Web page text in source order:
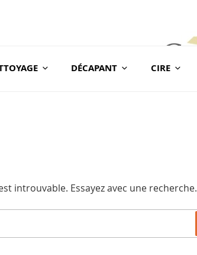
DÉCAPANT CIRE
introuvable. Essayez avec une recherche.